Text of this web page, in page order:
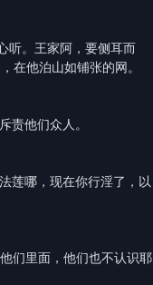
听。王家阿，要侧耳而
在他泊山如铺张的网。
责他们众人。
莲哪，现在你行淫了，以
们里面，他们也不认识耶